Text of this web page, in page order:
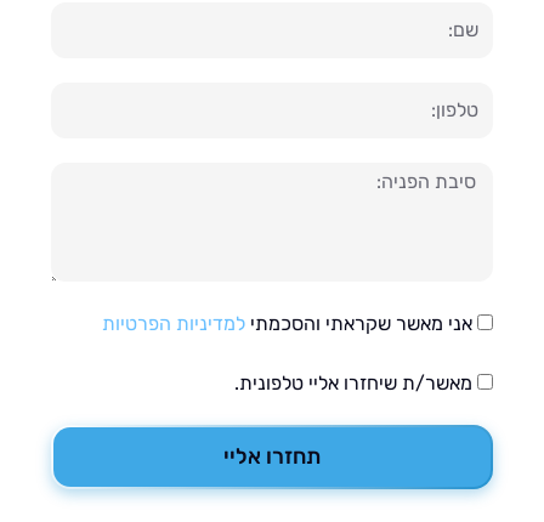
אני מאשר שקראתי והסכמתילמדיניות הפרטיות
מאשר/ת שיחזרו אליי טלפונית.
תחזרו אליי